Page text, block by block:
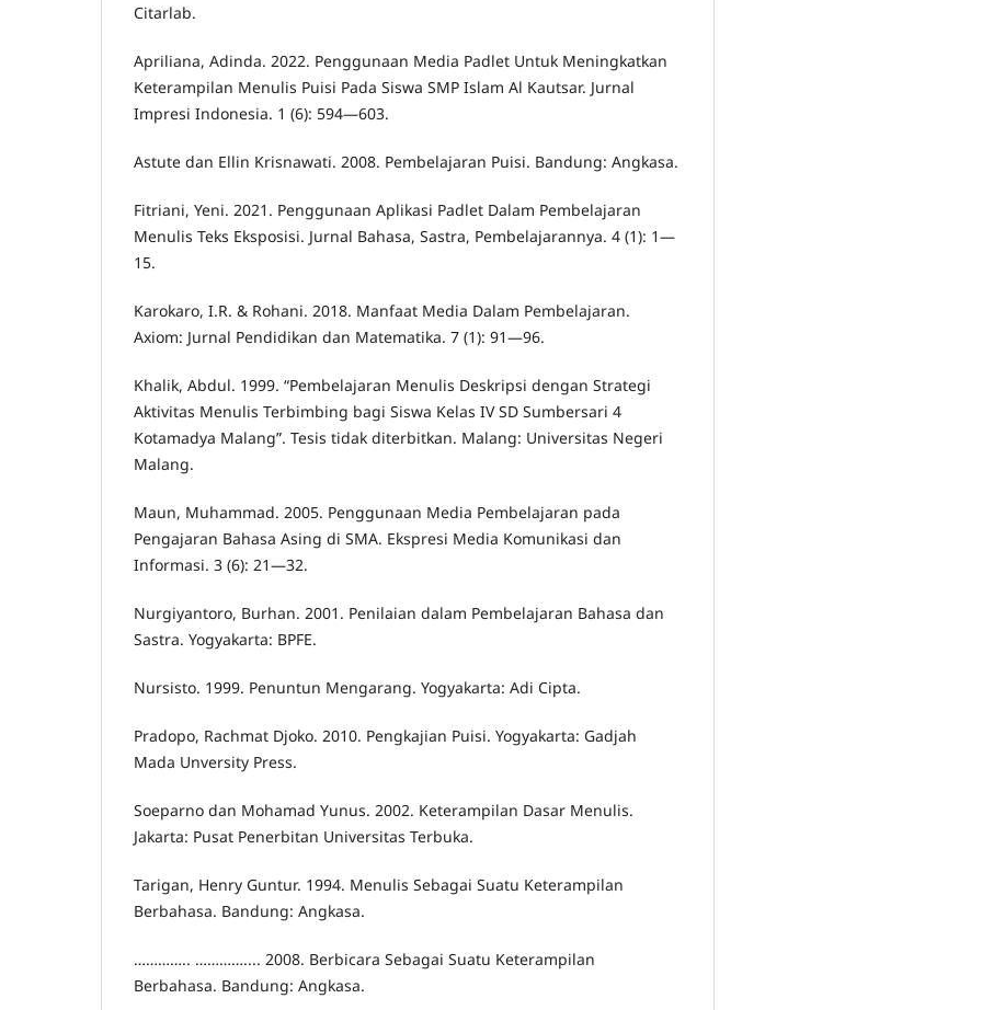
Citarlab.
Apriliana, Adinda. 2022. Penggunaan Media Padlet Untuk Meningkatkan
Keterampilan Menulis Puisi Pada Siswa SMP Islam Al Kautsar. Jurnal
Impresi Indonesia. 1 (6): 594—603.
Astute dan Ellin Krisnawati. 2008. Pembelajaran Puisi. Bandung: Angkasa.
Fitriani, Yeni. 2021. Penggunaan Aplikasi Padlet Dalam Pembelajaran
Menulis Teks Eksposisi. Jurnal Bahasa, Sastra, Pembelajarannya. 4 (1): 1—
15.
Karokaro, I.R. & Rohani. 2018. Manfaat Media Dalam Pembelajaran.
Axiom: Jurnal Pendidikan dan Matematika. 7 (1): 91—96.
Khalik, Abdul. 1999. “Pembelajaran Menulis Deskripsi dengan Strategi
Aktivitas Menulis Terbimbing bagi Siswa Kelas IV SD Sumbersari 4
Kotamadya Malang”. Tesis tidak diterbitkan. Malang: Universitas Negeri
Malang.
Maun, Muhammad. 2005. Penggunaan Media Pembelajaran pada
Pengajaran Bahasa Asing di SMA. Ekspresi Media Komunikasi dan
Informasi. 3 (6): 21—32.
Nurgiyantoro, Burhan. 2001. Penilaian dalam Pembelajaran Bahasa dan
Sastra. Yogyakarta: BPFE.
Nursisto. 1999. Penuntun Mengarang. Yogyakarta: Adi Cipta.
Pradopo, Rachmat Djoko. 2010. Pengkajian Puisi. Yogyakarta: Gadjah
Mada Unversity Press.
Soeparno dan Mohamad Yunus. 2002. Keterampilan Dasar Menulis.
Jakarta: Pusat Penerbitan Universitas Terbuka.
Tarigan, Henry Guntur. 1994. Menulis Sebagai Suatu Keterampilan
Berbahasa. Bandung: Angkasa.
………….. ………….... 2008. Berbicara Sebagai Suatu Keterampilan
Berbahasa. Bandung: Angkasa.